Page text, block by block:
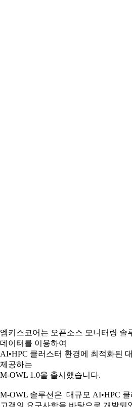
엠키스코어는 오픈소스 모니터링 솔
데이터를 이용하여
AI•HPC 클러스터 환경에 최적화된
제공하는
M-OWL 1.0을 출시했습니다.
M-OWL 솔루션은 대규모 AI•HPC
고객의 요구사항을 바탕으로 개발되